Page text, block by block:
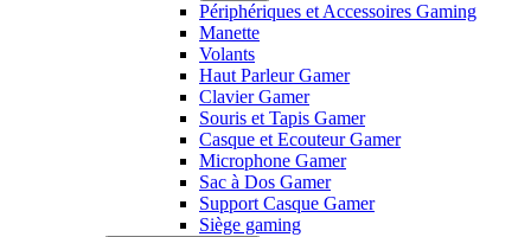
Périphériques et Accessoires Gaming
Manette
Volants
Haut Parleur Gamer
Clavier Gamer
Souris et Tapis Gamer
Casque et Ecouteur Gamer
Microphone Gamer
Sac à Dos Gamer
Support Casque Gamer
Siège gaming